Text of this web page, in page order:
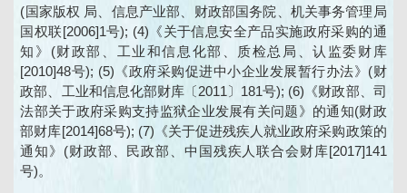
(国家版权 局、信息产业部、财政部国务院、机关事务管理局
国权联[2006]1号); (4)《关于信息安全产品实施政府采购的通
知》(财政部、工业和信息化部、质检总局、认监委财库
[2010]48号); (5)《政府采购促进中小企业发展暂行办法》(财
政部、工业和信息化部财库〔2011〕181号); (6)《财政部、司
法部关于政府采购支持监狱企业发展有关问题》的通知(财政
部财库[2014]68号); (7)《关于促进残疾人就业政府采购政策的
通知》(财政部、民政部、中国残疾人联合会财库[2017]141
号)。